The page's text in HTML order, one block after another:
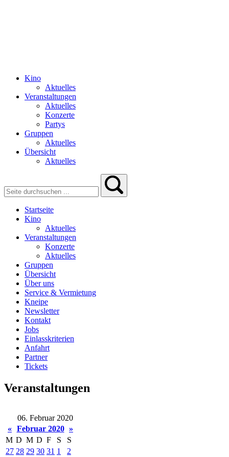
Kino
Aktuelles
Veranstaltungen
Aktuelles
Konzerte
Partys
Gruppen
Aktuelles
Übersicht
Aktuelles
Startseite
Kino
Aktuelles
Veranstaltungen
Konzerte
Aktuelles
Gruppen
Übersicht
Über uns
Service & Vermietung
Kneipe
Newsletter
Kontakt
Jobs
Einlasskriterien
Anfahrt
Partner
Tickets
Veranstaltungen
06. Februar 2020
« Februar 2020 »
M D M D F S
S
27 28 29 30 31 1
2